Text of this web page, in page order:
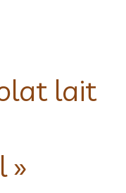
lait
»